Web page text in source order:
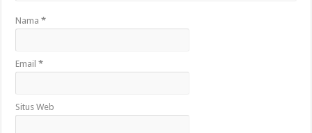
Nama*
Email*
Situs Web